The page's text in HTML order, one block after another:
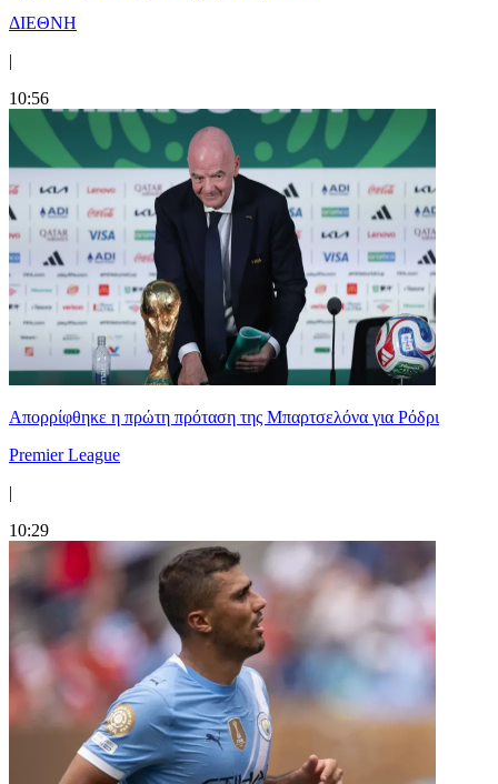
ΔΙΕΘΝΗ
|
10:56
Απορρίφθηκε η πρώτη πρόταση της Μπαρτσελόνα για Ρόδρι
Premier League
|
10:29